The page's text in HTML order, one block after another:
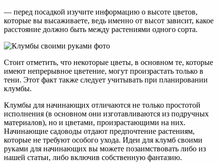
— перед посадкой изучите информацию о высоте цветов,
которые вы высаживаете, ведь именно от высот зависит, какое
расстояние должно быть между растениями одного сорта.
Стоит отметить, что некоторые цветы, в основном те, которые
имеют непрерывное цветение, могут произрастать только в
тени. Этот факт также следует учитывать при планировании
клумбы.
Клумбы для начинающих отличаются не только простотой
исполнения (в основном они изготавливаются из подручных
материалов), но и цветами, произрастающими на них.
Начинающие садоводы отдают предпочтение растениям,
которые не требуют особого ухода. Идеи для клумб своими
руками для начинающих вы можете позаимствовать либо из
нашей статьи, либо включив собственную фантазию.